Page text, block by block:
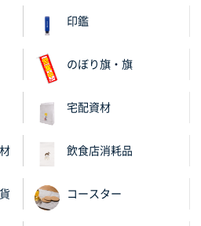
(A4サイズ)
印鑑
のぼり旗・旗
宅配資材
飲食店消耗品
コースター